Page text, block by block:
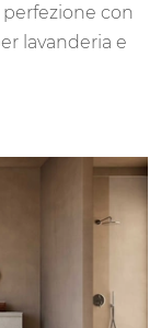
con
lavanderia e